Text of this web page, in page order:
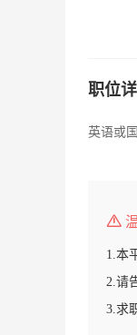
职位
英语或
1.本
2.请
3.求